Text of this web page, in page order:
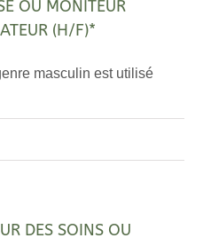
OU MONITEUR
(H/F)*
masculin est utilisé
DES SOINS OU